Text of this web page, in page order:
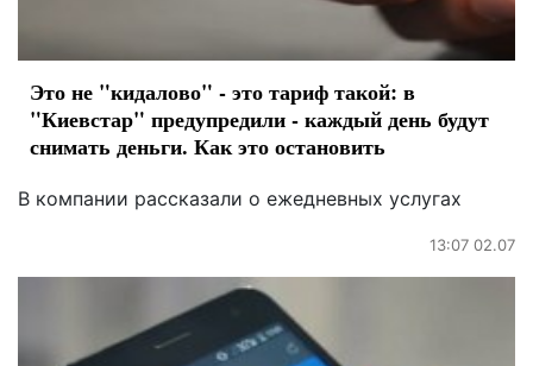
Это не "кидалово" - это тариф такой: в
"Киевстар" предупредили - каждый день будут
снимать деньги. Как это остановить
В компании рассказали о ежедневных услугах
13:07 02.07